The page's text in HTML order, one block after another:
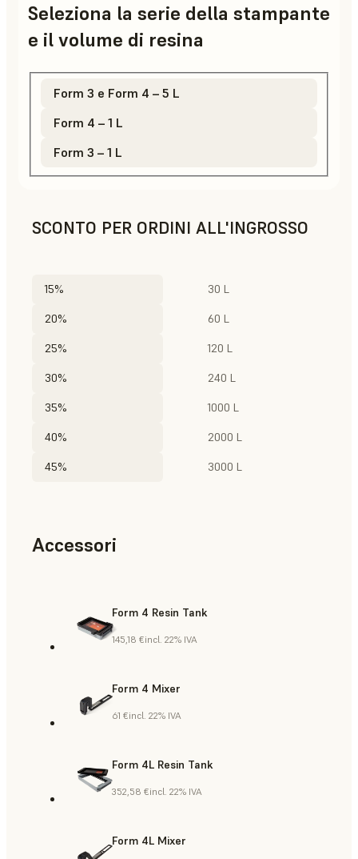
Seleziona la serie della stampante
e il volume di resina
Form 3 e Form 4 – 5 L
Form 4 – 1 L
Form 3 – 1 L
SCONTO PER ORDINI ALL'INGROSSO
15% 30 L
20% 60 L
25% 120 L
30% 240 L
35% 1000 L
40% 2000 L
45% 3000 L
Accessori
Form 4 Resin Tank
145,18 €incl. 22% IVA
Form 4 Mixer
61 €incl. 22% IVA
Form 4L Resin Tank
352,58 €incl. 22% IVA
Form 4L Mixer